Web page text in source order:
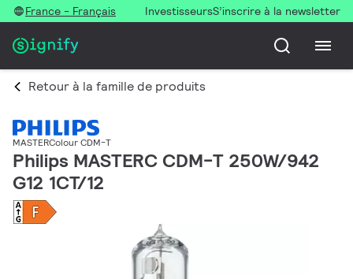
France - Français InvestisseursS’inscrire à la newsletter
Retour à la famille de produits
MASTERColour CDM-T
Philips MASTERC CDM-T 250W/942
G12 1CT/12